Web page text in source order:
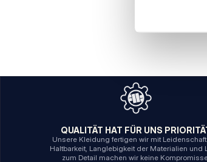
QUALITÄT HAT FÜR UNS
Unsere Kleidung fertigen wir mit
Haltbarkeit, Langlebigkeit der Materialien und
zum Detail machen wir keine